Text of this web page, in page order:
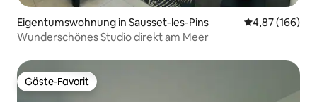
Eigentumswohnung in Sausset-les-Pins
4,87 (166)
Wunderschönes Studio direkt am Meer
Gäste-Favorit
Gäste-Favorit